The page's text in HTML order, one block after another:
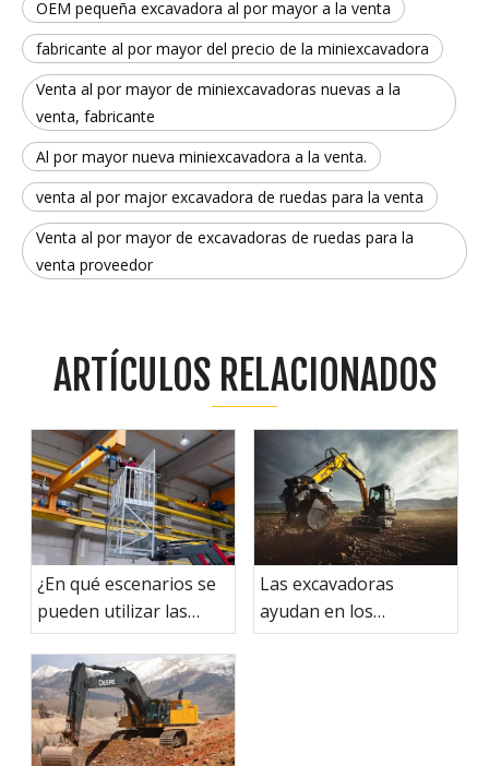
OEM pequeña excavadora al por mayor a la venta
fabricante al por mayor del precio de la miniexcavadora
Venta al por mayor de miniexcavadoras nuevas a la
venta, fabricante
Al por mayor nueva miniexcavadora a la venta.
venta al por major excavadora de ruedas para la venta
Venta al por mayor de excavadoras de ruedas para la
venta proveedor
ARTÍCULOS RELACIONADOS
¿En qué escenarios se
pueden utilizar las
plataformas móviles de
trabajo aéreo?
Las excavadoras
ayudan en los
esfuerzos de rescate